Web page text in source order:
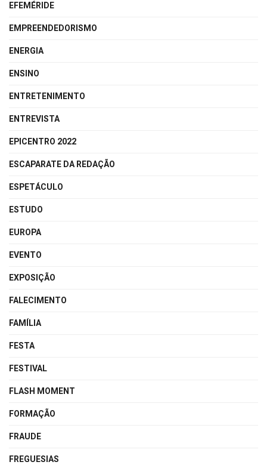
EFEMÉRIDE
EMPREENDEDORISMO
ENERGIA
ENSINO
ENTRETENIMENTO
ENTREVISTA
EPICENTRO 2022
ESCAPARATE DA REDAÇÃO
ESPETÁCULO
ESTUDO
EUROPA
EVENTO
EXPOSIÇÃO
FALECIMENTO
FAMÍLIA
FESTA
FESTIVAL
FLASH MOMENT
FORMAÇÃO
FRAUDE
FREGUESIAS